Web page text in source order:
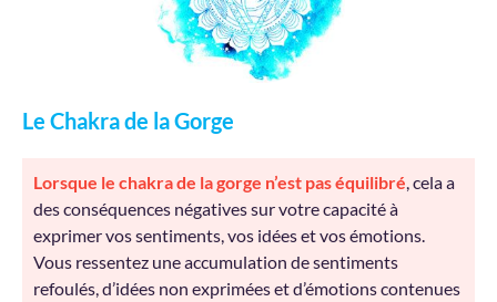
Le Chakra de la Gorge
Lorsque le chakra de la gorge n’est pas équilibré , cela a
des conséquences négatives sur votre capacité à
exprimer vos sentiments, vos idées et vos émotions.
Vous ressentez une accumulation de sentiments
refoulés, d’idées non exprimées et d’émotions contenues